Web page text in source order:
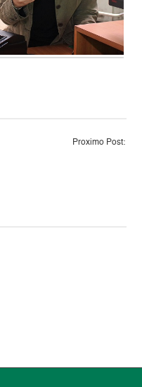
Proximo Post: